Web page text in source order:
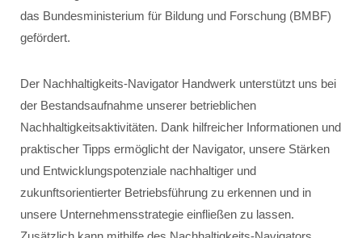
das Bundesministerium für Bildung und Forschung (BMBF)
gefördert.
Der Nachhaltigkeits-Navigator Handwerk unterstützt uns bei
der Bestandsaufnahme unserer betrieblichen
Nachhaltigkeitsaktivitäten. Dank hilfreicher Informationen und
praktischer Tipps ermöglicht der Navigator, unsere Stärken
und Entwicklungspotenziale nachhaltiger und
zukunftsorientierter Betriebsführung zu erkennen und in
unsere Unternehmensstrategie einfließen zu lassen.